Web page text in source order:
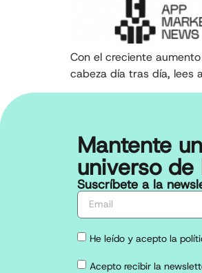
Con el creciente
cabeza día tras día, lees
Mantente
universo
Suscríbete a la
He leído y acepto la
Acepto recibir la